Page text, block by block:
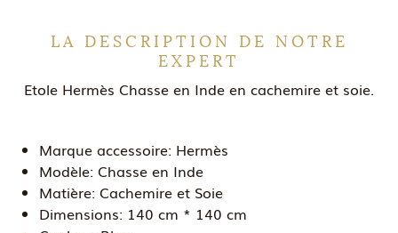
LA DESCRIPTION DE NOTRE
EXPERT
Etole Hermès Chasse en Inde en cachemire et soie.
Marque accessoire: Hermès
Modèle: Chasse en Inde
Matière: Cachemire et Soie
Dimensions: 140 cm * 140 cm